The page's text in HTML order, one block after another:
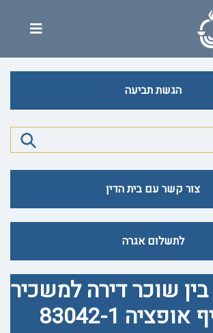
הגשת תביעה
צור קשר עם בית הדין
לתשלום אגרה
שוכר דירה למשכיר
83042-1